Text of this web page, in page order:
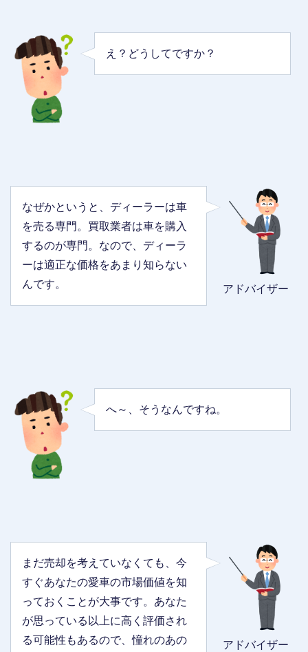
え？どうしてですか？
アドバイザー
なぜかというと、ディーラーは車
を売る専門。買取業者は車を購入
するのが専門。なので、ディーラ
ーは適正な価格をあまり知らない
んです。
へ～、そうなんですね。
アドバイザー
まだ売却を考えていなくても、今
すぐあなたの愛車の市場価値を知
っておくことが大事です。あなた
が思っている以上に高く評価され
る可能性もあるので、憧れのあの